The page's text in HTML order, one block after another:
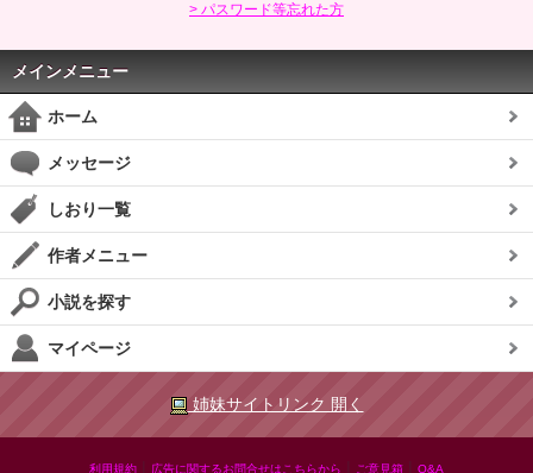
> パスワード等忘れた方
メインメニュー
ホーム
メッセージ
しおり一覧
作者メニュー
小説を探す
マイページ
姉妹サイトリンク 開く
利用規約 広告に関するお問合せはこちらから ご意見箱 Q&A